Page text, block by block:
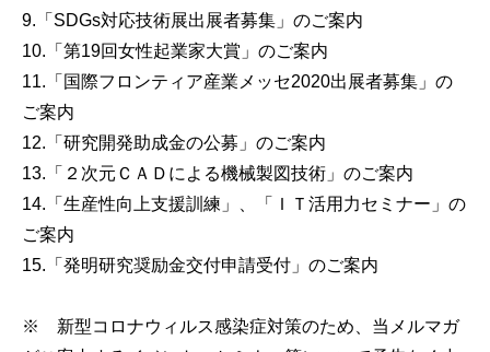
9.「SDGs対応技術展出展者募集」のご案内
10.「第19回女性起業家大賞」のご案内
11.「国際フロンティア産業メッセ2020出展者募集」の
ご案内
12.「研究開発助成金の公募」のご案内
13.「２次元ＣＡＤによる機械製図技術」のご案内
14.「生産性向上支援訓練」、「ＩＴ活用力セミナー」の
ご案内
15.「発明研究奨励金交付申請受付」のご案内
※ 新型コロナウィルス感染症対策のため、当メルマガ